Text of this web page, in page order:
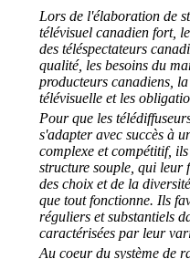
Lors de l'élaboration de
télévisuel canadien fort,
des téléspectateurs
qualité, les besoins du
producteurs canadiens,
télévisuelle et les
Pour que les
s'adapter avec succès à
complexe et compétitif,
structure souple, qui leur
des choix et de la
que tout fonctionne. Ils
réguliers et substantiels
caractérisées par leur
Au coeur du système de